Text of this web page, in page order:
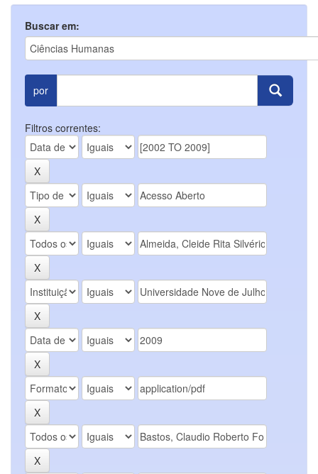
Buscar em:
por
Filtros correntes: